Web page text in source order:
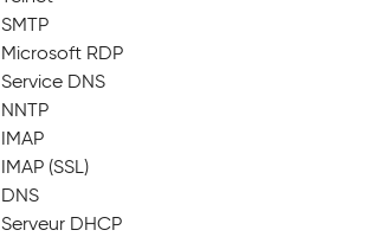
SMTP
Microsoft RDP
Service DNS
NNTP
IMAP
IMAP (SSL)
DNS
Serveur DHCP